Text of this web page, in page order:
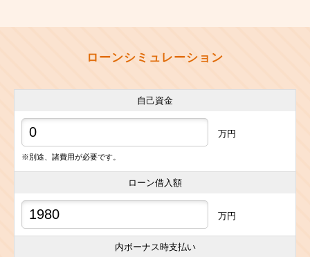
ローンシミュレーション
自己資金
万円
※別途、諸費用が必要です。
ローン借入額
万円
内ボーナス時支払い